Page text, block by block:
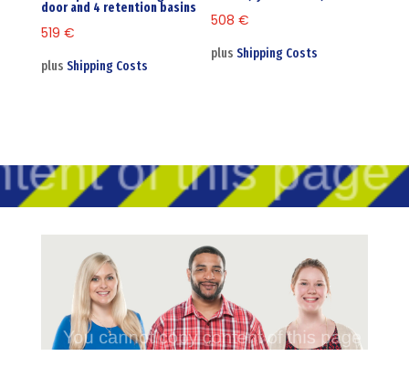
door and 4 retention basins
519 €
plus Shipping Costs
508€
plusShipping Costs